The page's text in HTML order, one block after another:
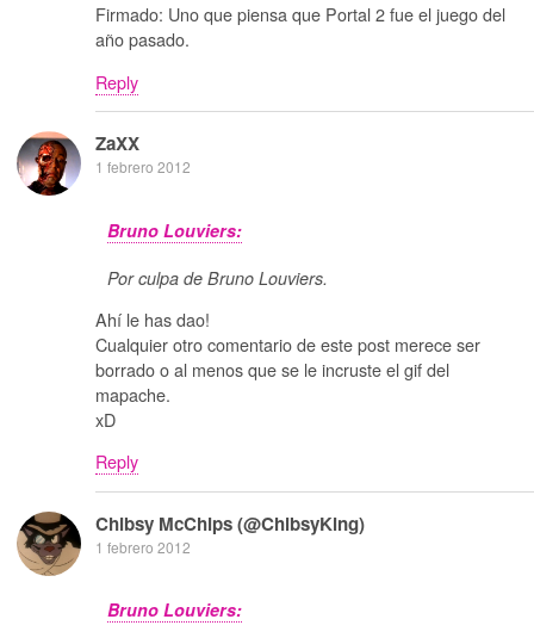
Firmado: Uno que piensa que Portal 2 fue el juego del
año pasado.
Reply
ZaXX
1 febrero 2012
Bruno Louviers:
Por culpa de Bruno Louviers.
Ahí le has dao!
Cualquier otro comentario de este post merece ser
borrado o al menos que se le incruste el gif del
mapache.
xD
Reply
Chibsy McChips (@ChibsyKing)
1 febrero 2012
Bruno Louviers: